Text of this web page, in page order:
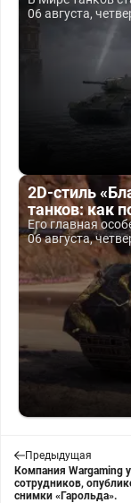
06 августа,
2D-стиль
танков: как
Его главная
06 августа,
Предыдущая
Компания Wargaming
сотрудников,
снимки «Гарольда».